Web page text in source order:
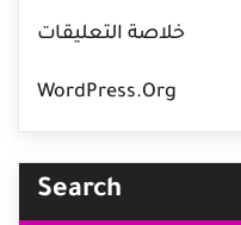
خلاصة التعليقات
WordPress.org
Search